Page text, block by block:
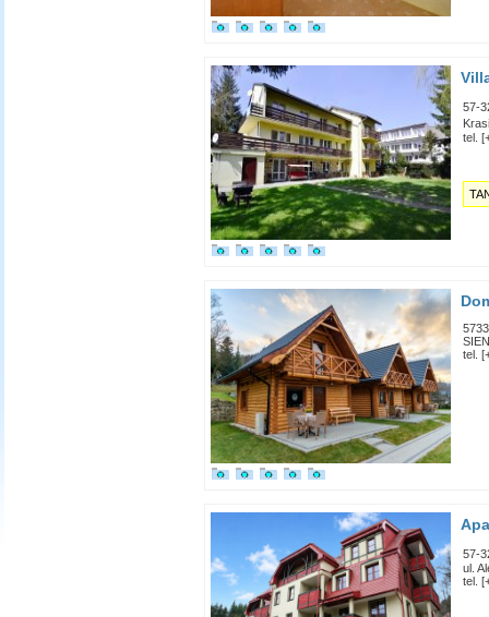
57-
tel.
tel.
57-
ul.
tel.